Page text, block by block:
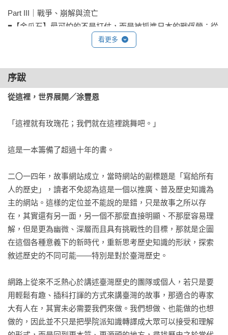
Part III｜戰爭、崩解與流亡
■【金瓜石】最可怕的不是打仗，而是被抓進日本的戰俘營：從
礦坑到鐵路，帝國戰俘如何煉成？
地獄」後，沖繩人的環太平洋足跡
麼竟在臺灣墜機身亡，魂斷異鄉？
■【明星咖啡館】俄羅斯人流浪記：臺北街頭的那道羅宋湯，竟
■【清境農場】原來不是觀光農場，而是游擊隊軍民的家？他們
來自神秘的「贊米亞」
Part IV｜冷戰餘波與異鄉日常
■【綠洲山莊】臺灣的監獄，為何關著一縷馬來西亞的魂？從怡
保到綠島，僑生的變奏小夜曲
■【腳底按摩店】想不到！臺灣人最愛的足底養身療法，它的發
源地其實是……美國？
■【永和中興街】臺灣有條韓國街：美味炸醬麵的代價，是韓國
華僑醒不來的異鄉惡夢
看更多
序跋
從這裡，世界展開／涂豐恩
「這裡就有玫瑰花；我們就在這裡跳舞吧。」
這是一本籌備了超過十年的書。
二〇一四年，故事網站成立，當時網站的副標題是「寫給所有
人的歷史」，讀者不免認為這是一個以推廣、普及歷史知識為
主的網站。這樣的定位並不能說的是錯，只是故事之所以存
在，其實還有另一面，另一個不那麼直接明顯、不那麼容易理
解，但是更為幽微、深層而且具有挑戰性的目標，那就是企圖
在這個各種意義下的新時代，重新思考歷史知識的形狀，探索
敘述歷史的不同可能——特別是對於臺灣歷史。
網路上從來不乏熱心於講述臺灣歷史的團隊或個人，若只是要
用輕鬆有趣、插科打諢的方式來講臺灣的故事，那適合的專家
大有人在，其實未必需要我們來做。我們想做、也能做的也想
做的，因此並不只是把學院派知識轉譯成大眾可以接受和理解